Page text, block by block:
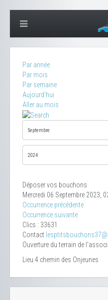
Par année
Par mois
Par semaine
Aujourd'hui
Aller au mois
Déposer vos bouchons
Mercredi 06 Septembre 2023,
Occurrence précédente
Occurrence suivante
Clics : 33631
Contact
Ouverture du terrain de
Lieu 4 chemin des Onjeunes